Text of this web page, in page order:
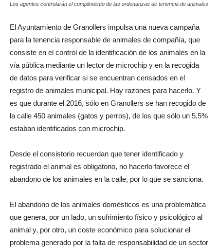
Los agentes controlarán el cumplimiento de las ordenanzas de tenencia de animales
El Ayuntamiento de Granollers impulsa una nueva campaña
para la tenencia responsable de animales de compañía, que
consiste en el control de la identificación de los animales en la
vía pública mediante un lector de microchip y en la recogida
de datos para verificar si se encuentran censados ​​en el
registro de animales municipal. Hay razones para hacerlo. Y
es que durante el 2016, sólo en Granollers se han recogido de
la calle 450 animales (gatos y perros), de los que sólo un 5,5%
estaban identificados con microchip.
Desde el consistorio recuerdan que tener identificado y
registrado el animal es obligatorio, no hacerlo favorece el
abandono de los animales en la calle, por lo que se sanciona.
El abandono de los animales domésticos es una problemática
que genera, por un lado, un sufrimiento físico y psicológico al
animal y, por otro, un coste económico para solucionar el
problema generado por la falta de responsabilidad de un sector